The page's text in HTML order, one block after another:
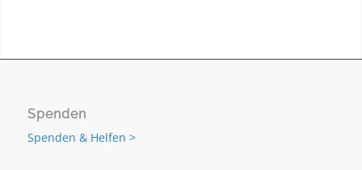
Spenden
Spenden & Helfen >